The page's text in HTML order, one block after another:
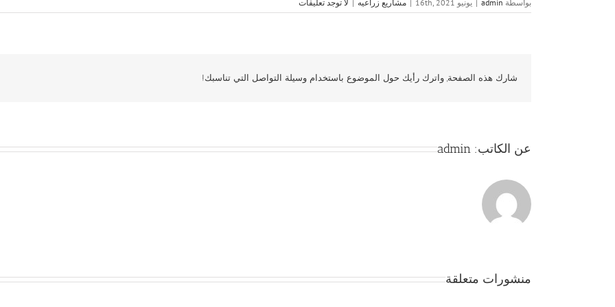
بواسطة admin
| يونيو 16th, 2021 | مشاريع زراعيه | لا توجد تعليقات
شارك هذه الصفحة, واترك رأيك حول الموضوع باستخدام وسيلة التواصل التي تناسبك!
عن الكاتب: admin
منشورات متعلقة